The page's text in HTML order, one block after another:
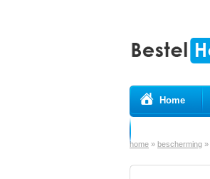
Home
home » bescherming »